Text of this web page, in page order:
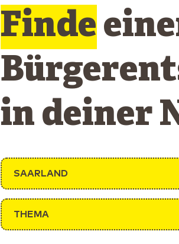
Finde
in deiner
SAARLAND
THEMA